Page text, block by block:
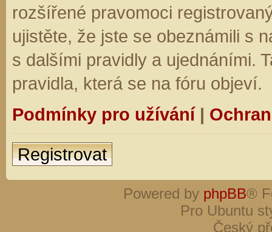
rozšířené pravomoci
ujistěte, že jste se obeznámili s
s dalšími pravidly a ujednáními.
pravidla, která se na fóru objeví.
Podmínky pro užívání|
Registrovat
Powered by phpBB®
Pro Ubuntu
Český